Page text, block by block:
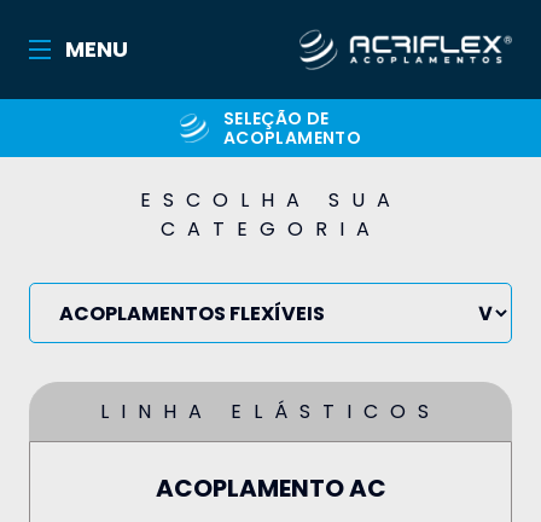
MENU
SELEÇÃO DE
ACOPLAMENTO
ESCOLHA SUA
CATEGORIA
LINHA ELÁSTICOS
ACOPLAMENTO AC